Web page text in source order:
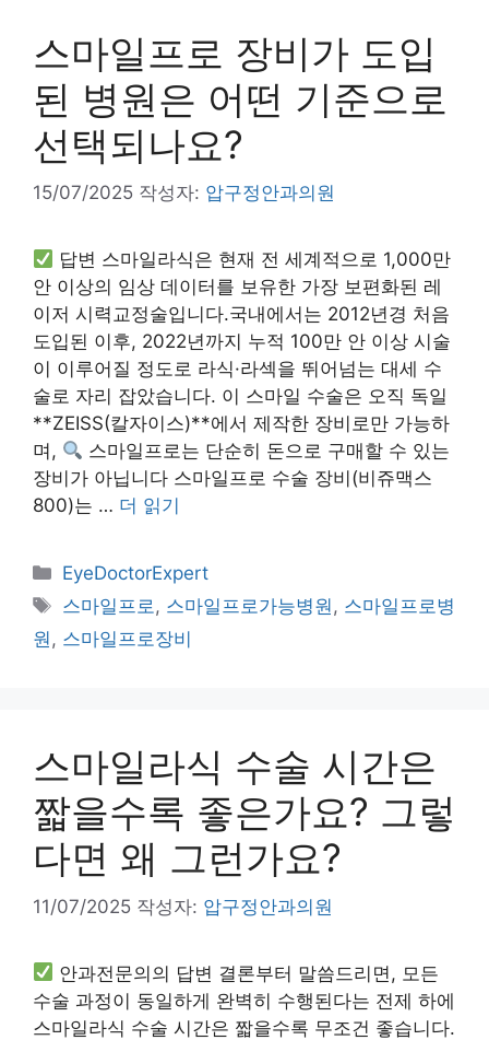
스마일프로 장비가 도입
된 병원은 어떤 기준으로
선택되나요?
15/07/2025 작성자: 압구정안과의원
답변 스마일라식은 현재 전 세계적으로 1,000만
안 이상의 임상 데이터를 보유한 가장 보편화된 레
이저 시력교정술입니다.국내에서는 2012년경 처음
도입된 이후, 2022년까지 누적 100만 안 이상 시술
이 이루어질 정도로 라식·라섹을 뛰어넘는 대세 수
술로 자리 잡았습니다. 이 스마일 수술은 오직 독일
**ZEISS(칼자이스)**에서 제작한 장비로만 가능하
며,
스마일프로는 단순히 돈으로 구매할 수 있는
장비가 아닙니다 스마일프로 수술 장비(비쥬맥스
800)는 … 더 읽기
카
테
리
EyeDoctorExpert
태
그
스마일프로, 스마일프로가능병원, 스마일프로병
원, 스마일프로장비
스마일라식 수술 시간은
짧을수록 좋은가요? 그렇
다면 왜 그런가요?
11/07/2025 작성자: 압구정안과의원
안과전문의의 답변 결론부터 말씀드리면, 모든
수술 과정이 동일하게 완벽히 수행된다는 전제 하에
스마일라식 수술 시간은 짧을수록 무조건 좋습니다.